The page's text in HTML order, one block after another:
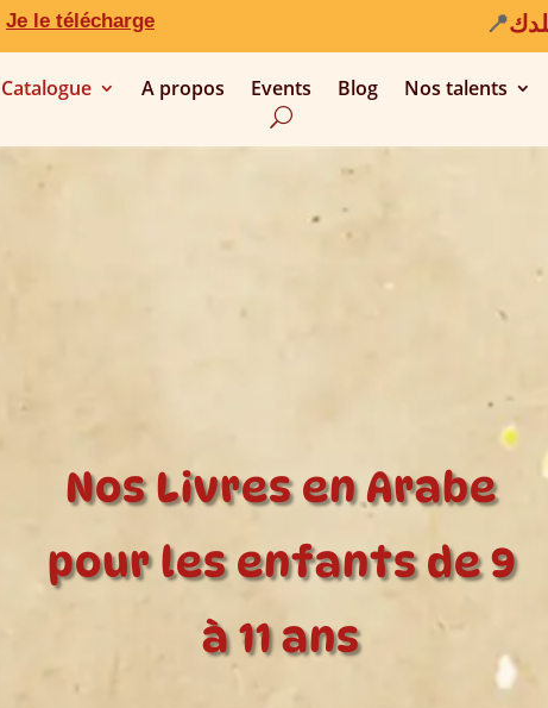
Je le télécharge
Catalogue A propos Events Blog Nos talents
Nos Livres en Arabe
pour les enfants de 9
à 11 ans